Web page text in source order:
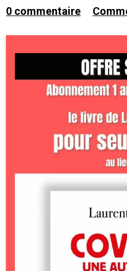
0 commentaire